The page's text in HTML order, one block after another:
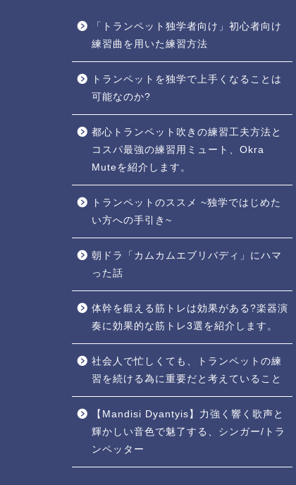
「トランペット独学者向け」初心者向け
練習曲を用いた練習方法
トランペットを独学で上手くなることは
可能なのか?
都心トランペット吹きの練習工夫方法と
コスパ最強の練習用ミュート、Okra
Muteを紹介します。
トランペットのススメ ~独学ではじめた
い方への手引き~
朝ドラ「カムカムエブリバディ」にハマ
った話
体幹を鍛える筋トレは効果がある?楽器演
奏に効果的な筋トレ3選を紹介します。
社会人で忙しくても、トランペットの練
習を続ける為に重要だと考えていること
【Mandisi Dyantyis】力強く響く歌声と
輝かしい音色で魅了する、シンガー/トラ
ンペッター